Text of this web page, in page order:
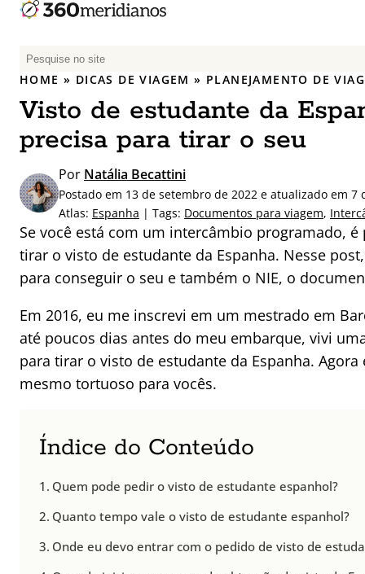
P
e
q
u
i
a
r
p
o
:
HOME » DICAS DE VIAGEM » PLANEJAMENTO DE
Visto de estudante da
precisa para tirar o seu
Por Natália Becattini
Postado em 13 de setembro de 2022 e atualizado em 7
Atlas: Espanha | Tags: Documentos para viagem,
Se você está com um intercâmbio programado,
tirar o visto de estudante da Espanha. Nesse
para conseguir o seu e também o NIE, o
Em 2016, eu me inscrevi em um mestrado em
até poucos dias antes do meu embarque, vivi
para tirar o visto de estudante da Espanha.
mesmo tortuoso para vocês.
Índice do Conteúdo
Quem pode pedir o visto de estudante espanhol?
Quanto tempo vale o visto de estudante espanhol?
Onde eu devo entrar com o pedido de visto de